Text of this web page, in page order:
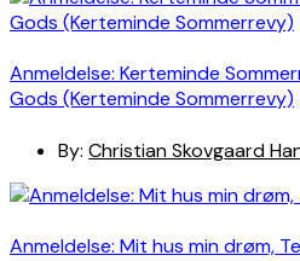
Anmeldelse: Kerteminde
Gods (Kerteminde Sommerrevy)
By: Christian Skovgaard
Anmeldelse: Mit hus min drøm,